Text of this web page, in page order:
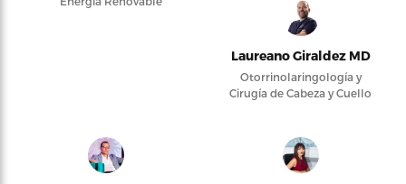
Laureano Giraldez MD
Otorrinolaringología y
Cirugía de Cabeza y Cuello